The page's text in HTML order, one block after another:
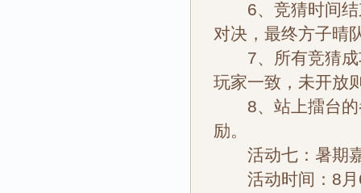
6、竞猜时间结
对决，最终方子晴
7、所有竞猜成
玩家一致，未开放
8、站上擂台的
励。
活动七：暑期嘉
活动时间：8月